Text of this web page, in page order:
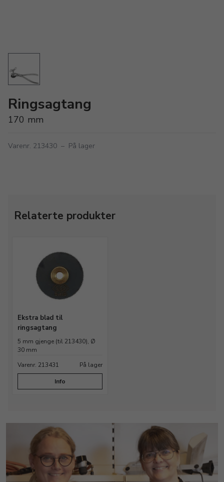
Ringsagtang
170 mm
Varenr. 213430 – På lager
Relaterte produkter
Ekstra blad til
ringsagtang
5 mm gjenge (til 213430), Ø
30 mm
Varenr. 213431
På lager
Info